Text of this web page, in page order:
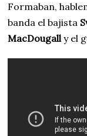
Formaban,
banda el bajista
MacDougally el